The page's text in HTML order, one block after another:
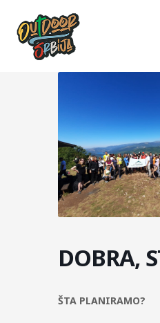
content
DOBRA,
ŠTA PLANIRAMO?